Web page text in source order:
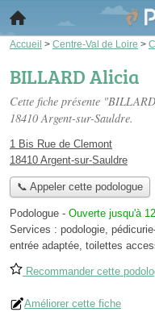
Accueil > Centre-Val de Loire >
BILLARD Alicia
Cette fiche présente
18410 Argent-sur-Sauldre.
1 Bis Rue de Clemont
18410 Argent-sur-Sauldre
📞 Appeler cette podologue
Podologue - Ouverte jusqu'à
Services : podologie,
entrée adaptée, toilettes
Recommander cette
Améliorer cette fiche